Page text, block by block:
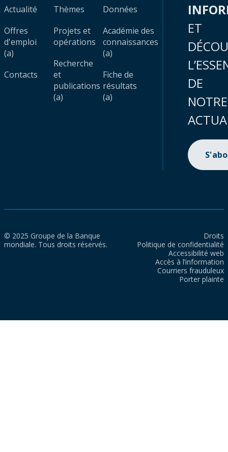
Actualité
Offres
d'emploi
(a)
Contacts
Thèmes
Projets et
opérations
Recherche
et
publications
(a)
Données
Académie des
connaissances
(a)
Fiche de
résultats
(a)
ET
DE
NOTRE
© 2025 Groupe de la Banque
mondiale. Tous droits réservés.
Droits
Politique de confidentialité
Accessibilité web
Accès à l’information
Courriers frauduleux
Porter plainte